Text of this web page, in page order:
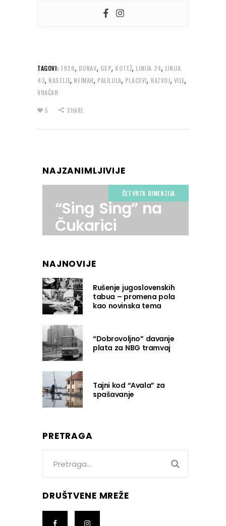
TAGOVI: 1920, DUNAV, GSP, KOTEŽ, LINIJA 24, LINIJA
43, NASELJE, NEIMAR, PALILULA, PLACEVI, RAZVOJ, VILE,
VRAČAR
5 SHARE
NAJZANIMLJIVIJE
ČETVRTA DIMENZIJA
“Sing Sing” na
Čukarici
NAJNOVIJE
Rušenje jugoslovenskih
tabua – promena pola
kao novinska tema
“Dobrovoljno” davanje
plata za NBG tramvaj
Tajni kod “Avala” za
spašavanje
PRETRAGA
DRUŠTVENE MREŽE